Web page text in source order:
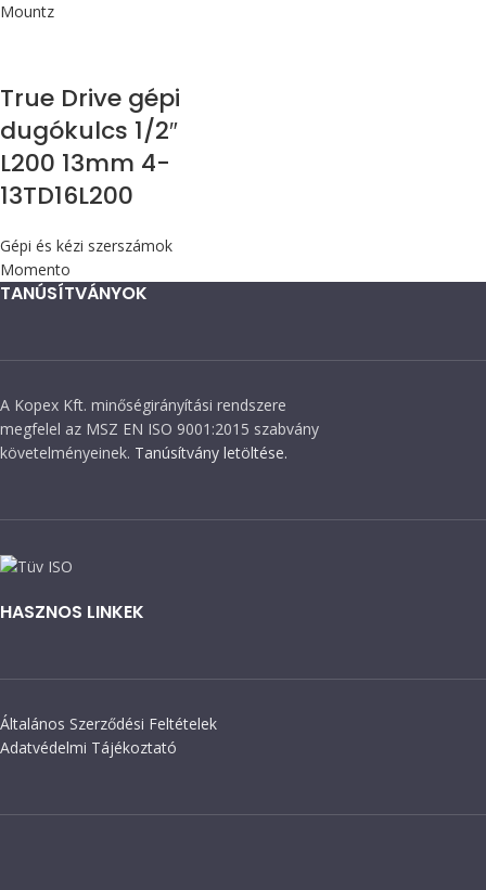
Mountz
True Drive gépi
dugókulcs 1/2″
L200 13mm 4-
13TD16L200
Gépi és kézi szerszámok
Momento
TANÚSÍTVÁNYOK
A Kopex Kft. minőségirányítási rendszere
megfelel az MSZ EN ISO 9001:2015 szabvány
követelményeinek. Tanúsítvány letöltése.
HASZNOS LINKEK
Általános Szerződési Feltételek
Adatvédelmi Tájékoztató